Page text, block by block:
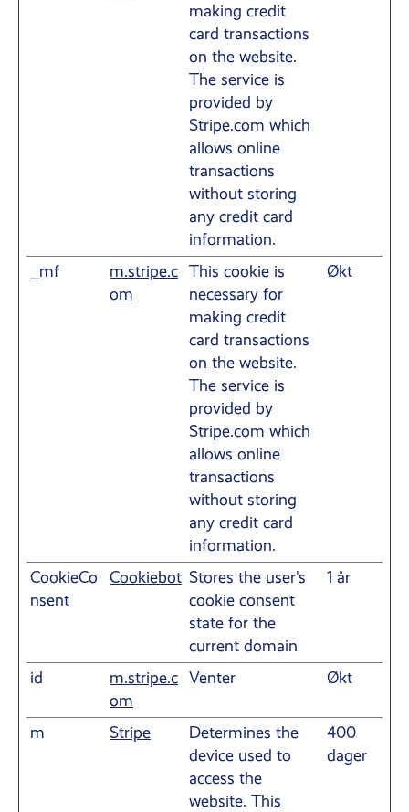
making credit
card transactions
on the website.
The service is
provided by
Stripe.com which
allows online
transactions
without storing
any credit card
information.
_mf
m.stripe.c
om
This cookie is
necessary for
making credit
card transactions
on the website.
The service is
provided by
Stripe.com which
allows online
transactions
without storing
any credit card
information.
Økt
CookieCo
nsent
Cookiebot Stores the user's
cookie consent
state for the
current domain
1 år
id
m.stripe.c
om
Venter Økt
m Stripe
Determines the
device used to
access the
website. This
400
dager